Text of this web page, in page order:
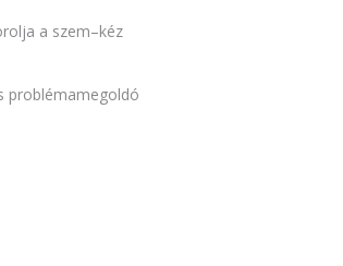
a szem–kéz
problémamegoldó